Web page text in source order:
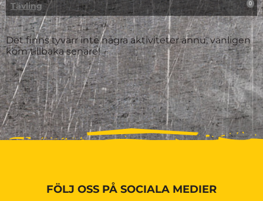
Tävling 0
Det finns tyvärr inte några aktiviteter ännu, vänligen
kom tillbaka senare!
FÖLJ OSS PÅ SOCIALA MEDIER